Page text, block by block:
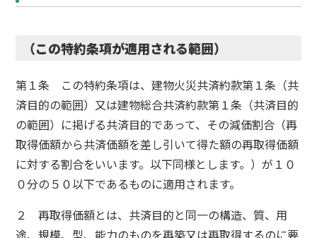
（この特約条項が適用される範囲）
第１条 この特約条項は、建物火災共済約款第１条（共
済目的の範囲）又は建物総合共済約款第１条（共済目的
の範囲）に掲げる共済目的であって、その減価割合（再
取得価額から共済価額を差し引いて得た額の再取得価額
に対する割合をいいます。以下同様とします。）が１０
０分の５０以下であるものに適用されます。
２ 再取得価額とは、共済目的と同一の構造、質、用
途、規模、型、能力のものを再築又は再取得するのに要